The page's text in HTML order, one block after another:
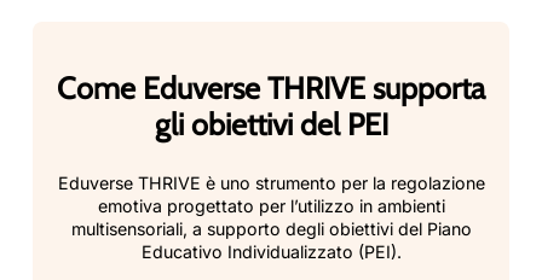
Come Eduverse THRIVE supporta
gli obiettivi del PEI
Eduverse THRIVE è uno strumento per la regolazione
emotiva progettato per l’utilizzo in ambienti
multisensoriali, a supporto degli obiettivi del Piano
Educativo Individualizzato (PEI).